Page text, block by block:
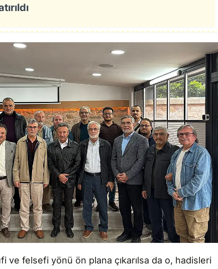
ve felsefi yönü ön plana çıkarılsa da o, hadisleri